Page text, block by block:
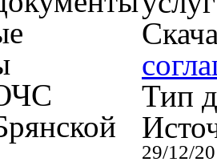
Тип
29/12/